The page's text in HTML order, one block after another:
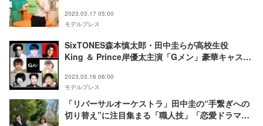
2023.03.17 05:00
モデルプレス
SixTONES森本慎太郎・田中圭らが高校生役
King ＆ Prince岸優太主演「Gメン」豪華キャスト
2023.03.16 06:00
モデルプレス
「リバーサルオーケストラ」田中圭の“手繋ぎへの
切り替え”に注目集まる「職人技」「恋愛ドラマ史